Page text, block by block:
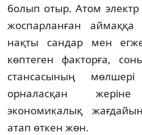
болып отыр. Атом
жоспарланған
нақты сандар мен
көптеген факторға,
стансасының
орналасқан
экономикалық
атап өткен жөн.